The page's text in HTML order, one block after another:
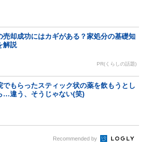
売却成功にはカギがある？家処分の基礎知
解説
PR(くらしの話題)
でもらったスティック状の薬を飲もうとし
…違う、そうじゃない(笑)
Recommended by